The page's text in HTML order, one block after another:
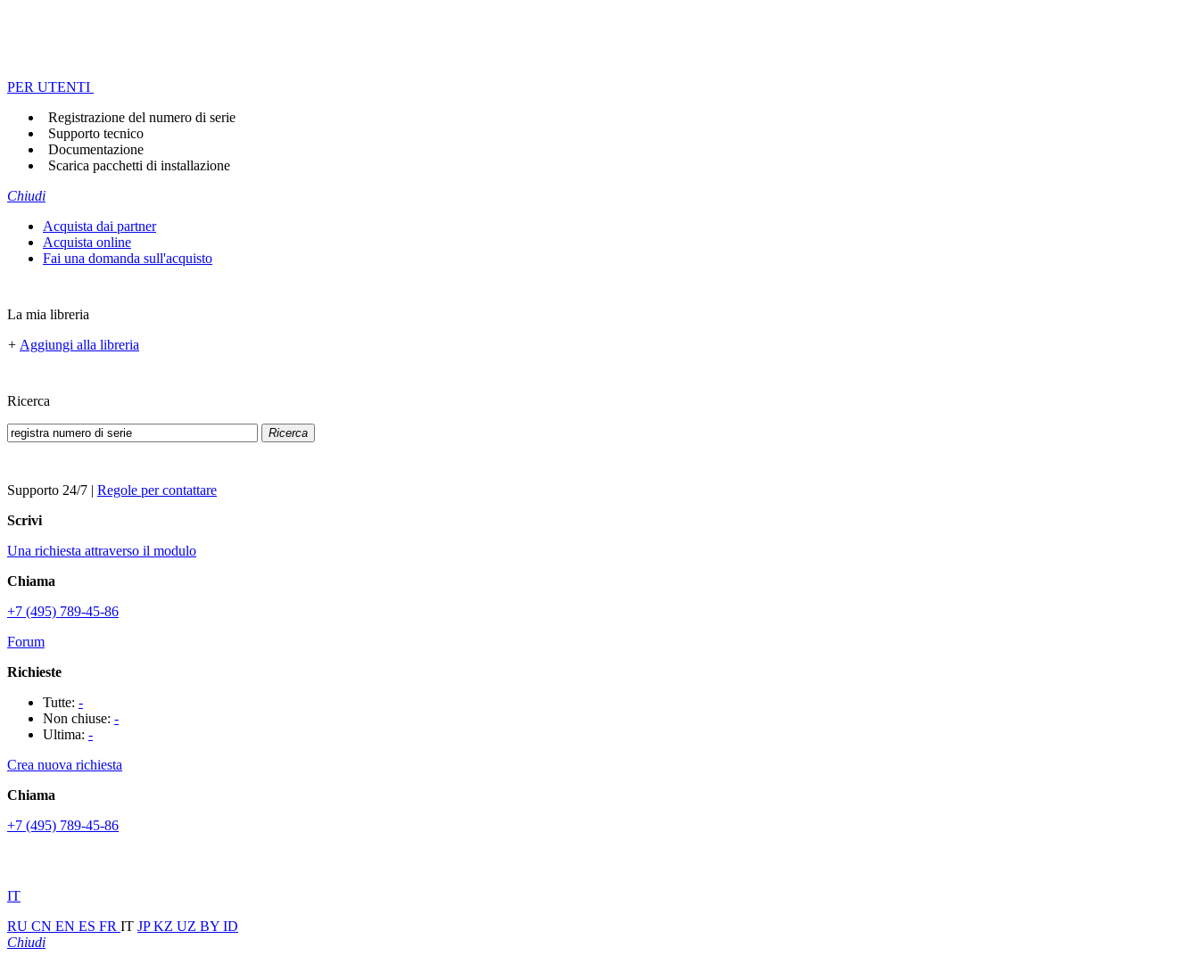
PER UTENTI
Registrazione del numero di serie
Supporto tecnico
Documentazione
Scarica pacchetti di installazione
Chiudi
Acquista dai partner
Acquista online
Fai una domanda sull'acquisto
La mia libreria
+ Aggiungi alla libreria
Ricerca
Ricerca
Supporto 24/7 | Regole per contattare
Scrivi
Una richiesta attraverso il modulo
Chiama
+7 (495) 789-45-86
Forum
Richieste
Tutte: -
Non chiuse: -
Ultima: -
Crea nuova richiesta
Chiama
+7 (495) 789-45-86
IT
RU CN EN ES FR IT JPKZ UZ BY ID
Chiudi